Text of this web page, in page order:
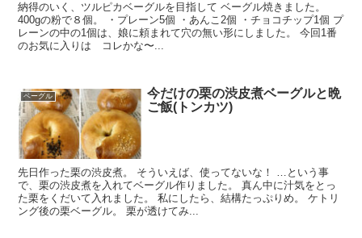
納得のいく、ツルピカベーグルを目指して ベーグル焼きました。
400gの粉で８個。 ・プレーン5個 ・あんこ2個 ・チョコチップ1個 プ
レーンの中の1個は、娘に頼まれて穴の無い形にしました。 今回1番
のお気に入りは コレかな〜...
ベーグル
今だけの栗の渋皮煮ベーグルと晩
ご飯(トンカツ)
先日作った栗の渋皮煮。 そういえば、使ってないな！ …という事
で、栗の渋皮煮を入れてベーグル作りました。 真ん中に汁気をとっ
た栗をくだいて入れました。 私にしたら、結構たっぷりめ。 ケトリ
ング後の栗ベーグル。 栗が透けてみ...